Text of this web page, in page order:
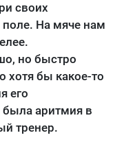
своих
На мяче нам
но быстро
хотя бы какое-то
его
была аритмия в
тренер.